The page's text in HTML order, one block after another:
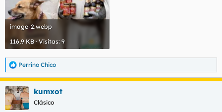
image-2.webp
116,9 KB · Visitas: 9
R
e
a
c
c
i
Perrino Chico
kumxot
Clásico